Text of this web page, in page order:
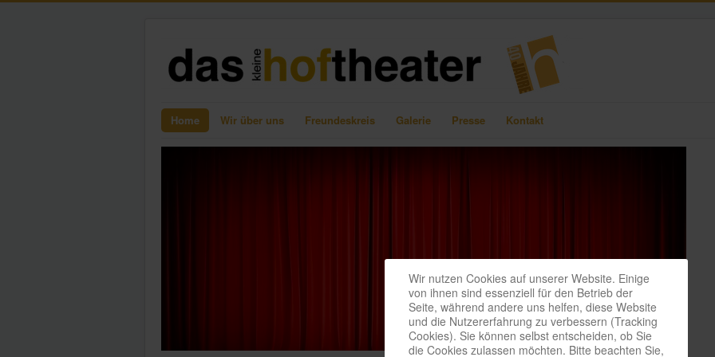
Home Wir über uns Freundeskreis Galerie Presse Kontakt
Wir nutzen Cookies auf unserer Website. Einige
von ihnen sind essenziell für den Betrieb der
Seite, während andere uns helfen, diese Website
und die Nutzererfahrung zu verbessern (Tracking
Cookies). Sie können selbst entscheiden, ob Sie
die Cookies zulassen möchten. Bitte beachten Sie,